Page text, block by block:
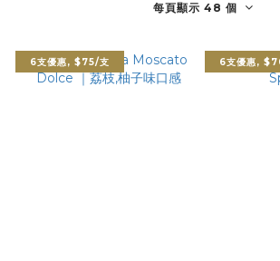
每頁顯示 48 個
6支優惠, $75/支 6支優惠,